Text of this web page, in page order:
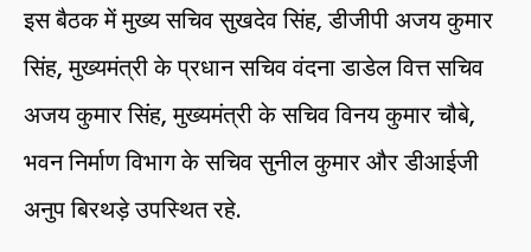
इस बैठक में मुख्य सचिव सुखदेव सिंह, डीजीपी अजय कुमार
सिंह, मुख्यमंत्री के प्रधान सचिव वंदना डाडेल वित्त सचिव
अजय कुमार सिंह, मुख्यमंत्री के सचिव विनय कुमार चौबे,
भवन निर्माण विभाग के सचिव सुनील कुमार और डीआईजी
अनुप बिरथड़े उपस्थित रहे.